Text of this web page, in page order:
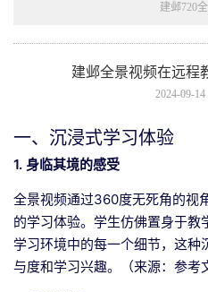
建邺720
建邺全景视频在远程
2024-09-14
一、沉浸式学习体验
1. 身临其境的感受
全景视频通过360度无死角的视
的学习体验。学生仿佛置身于教
学习环境中的每一个细节，这种
与度和学习兴趣。（来源：参考